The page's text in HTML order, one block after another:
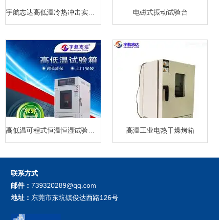
电磁式振动试验台
高温工业电热干燥烤箱
联系方式
邮件：739320289@qq.com
地址： 东莞市东坑镇俊达西路126号